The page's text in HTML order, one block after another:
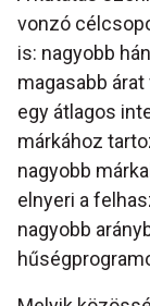
vonzó
is: nagyobb
magasabb
egy átlagos
márkához
nagyobb
elnyeri a
nagyobb